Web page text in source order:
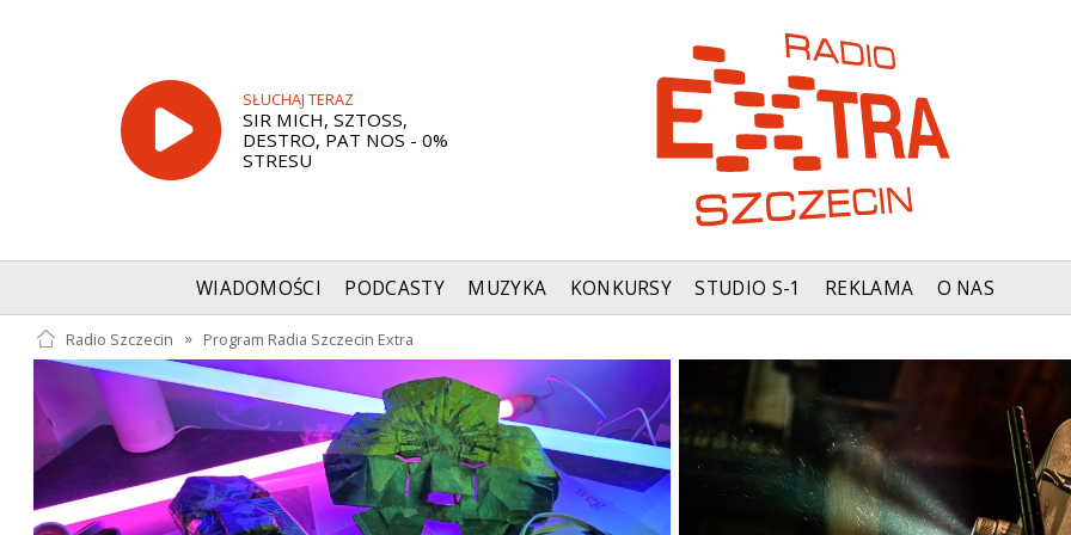
SŁUCHAJ TERAZ
SIR MICH, SZTOSS,
DESTRO, PAT NOS - 0%
STRESU
WIADOMOŚCI PODCASTY MUZYKA KONKURSY STUDIO S-1 REKLAMA O NAS
Radio Szczecin » Program Radia Szczecin Extra